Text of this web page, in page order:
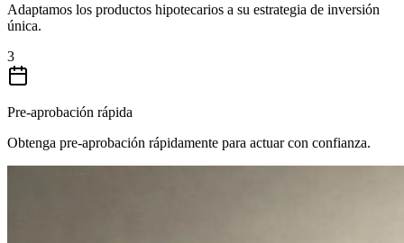
Adaptamos los productos hipotecarios a su estrategia de inversión
única.
3
Pre-aprobación rápida
Obtenga pre-aprobación rápidamente para actuar con confianza.